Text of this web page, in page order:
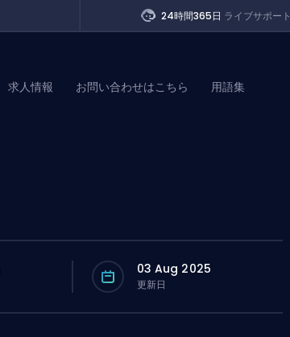
24時間365日 ライブサポート
求人情報 お問い合わせはこちら 用語集
03 Aug 2025
更新日